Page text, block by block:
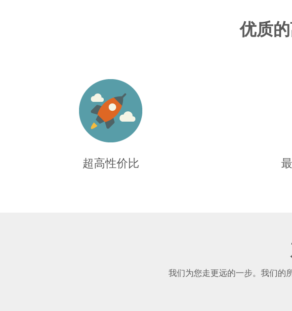
优质
超高性价比
我们为您走更远的一步。我们的